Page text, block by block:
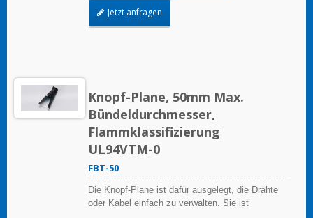
Jetzt anfragen
Knopf-Plane, 50mm Max.
Bündeldurchmesser,
Flammklassifizierung
UL94VTM-0
FBT-50
Die Knopf-Plane ist dafür ausgelegt, die Drähte
oder Kabel einfach zu verwalten. Sie ist